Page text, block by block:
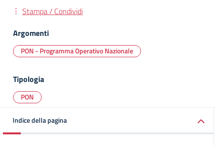
Stampa / Condividi
Argomenti
PON - Programma Operativo Nazionale
Tipologia
PON
Indice della pagina